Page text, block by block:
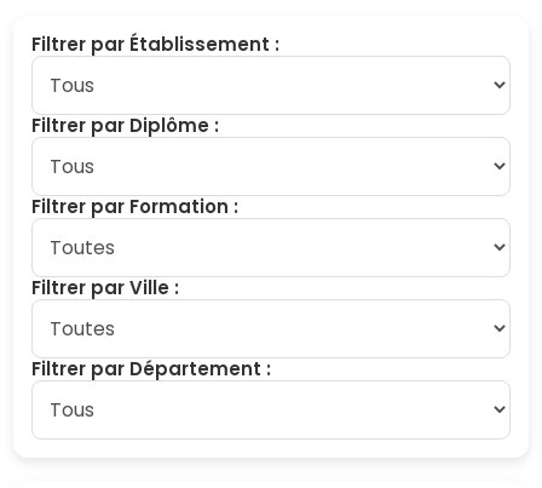
Filtrer par Établissement :
Filtrer par Diplôme :
Filtrer par Formation :
Filtrer par Ville :
Filtrer par Département :